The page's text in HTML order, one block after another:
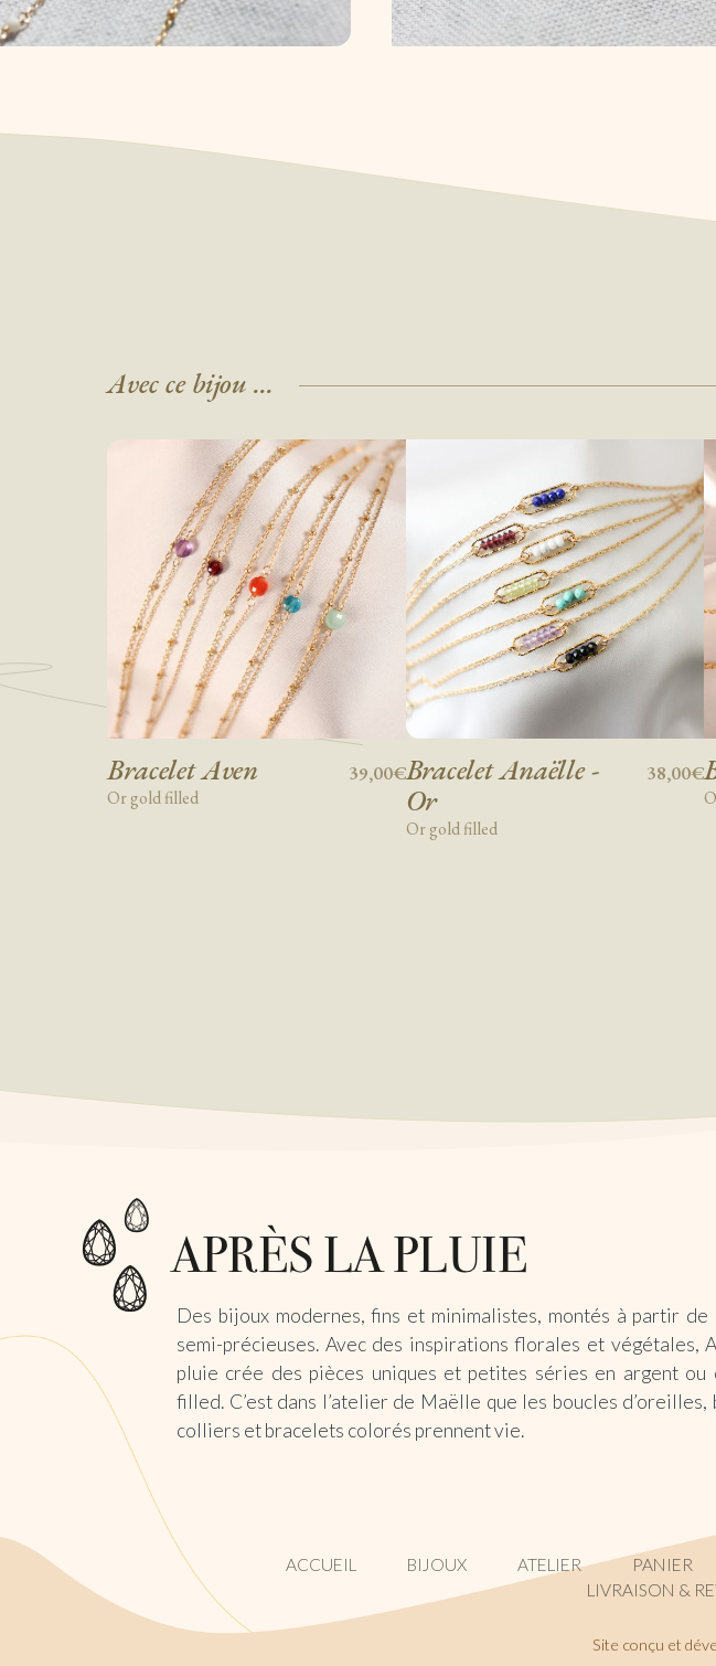
Avec ce bijou ...
Bracelet Aven 39,00€
Or gold filled
Bracelet Anaëlle -
Or
38,00€
Or gold filled
Des bijoux modernes, fins et minimalistes, montés à partir de
semi-précieuses. Avec des inspirations florales et végétales,
pluie crée des pièces uniques et petites séries en argent ou
filled. C’est dans l’atelier de Maëlle que les boucles d’oreilles,
colliers et bracelets colorés prennent vie.
ACCUEIL BIJOUX ATELIER PANIER
LIVRAISON &
Site conçu et